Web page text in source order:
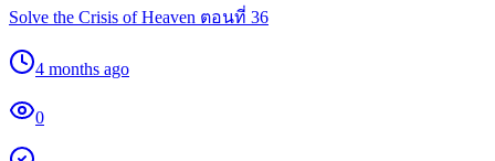
Solve the Crisis of Heaven ตอนที่ 36
4 months ago
0